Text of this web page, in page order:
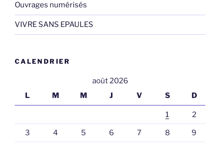
Ouvrages numérisés
VIVRE SANS EPAULES
CALENDRIER
août 2026
L
M M J V S D
1 2
3 4 5 6 7 8 9